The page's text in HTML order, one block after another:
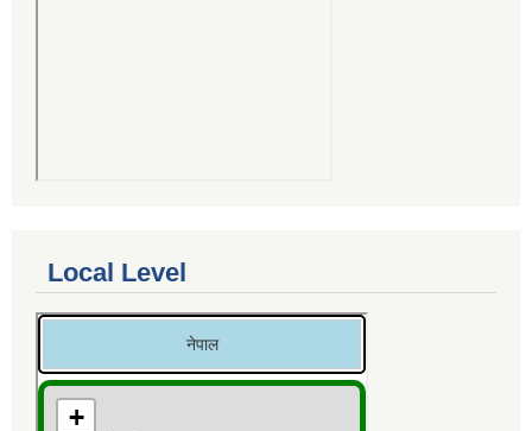
Local Level